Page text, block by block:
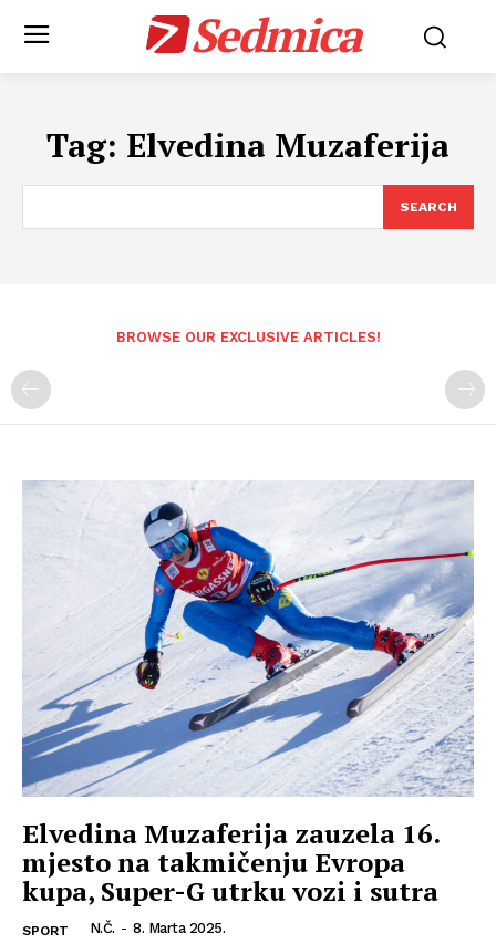
Sedmica
Tag: Elvedina Muzaferija
SEARCH
BROWSE OUR EXCLUSIVE ARTICLES!
Elvedina Muzaferija zauzela 16.
mjesto na takmičenju Evropa
kupa, Super-G utrku vozi i sutra
SPORT N.Č. - 8. Marta 2025.